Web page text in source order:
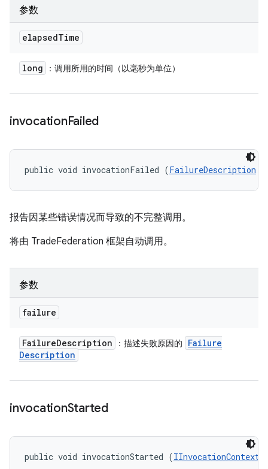
参数
elapsedTime
long ：调用所用的时间（以毫秒为单位）
invocationFailed
public void invocationFailed (FailureDescription
报告因某些错误情况而导致的不完整调用。
将由 TradeFederation 框架自动调用。
参数
failure
FailureDescription ：描述失败原因的
Failure
Description
invocationStarted
public void invocationStarted (IInvocationContext